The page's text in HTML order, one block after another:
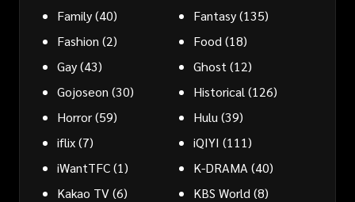
Family(40) Fantasy(135)
Fashion (2) Food (18)
Gay(43) Ghost (12)
Gojoseon (30) Historical (126)
Horror(59) Hulu (39)
iflix(7) iQIYI (111)
iWantTFC(1) K-DRAMA (40)
Kakao TV(6) KBS World (8)